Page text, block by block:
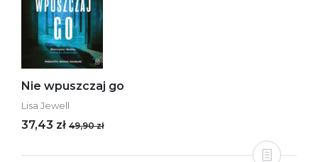
Nie wpuszczaj go
Lisa Jewell
37,43 zł 49,90 zł